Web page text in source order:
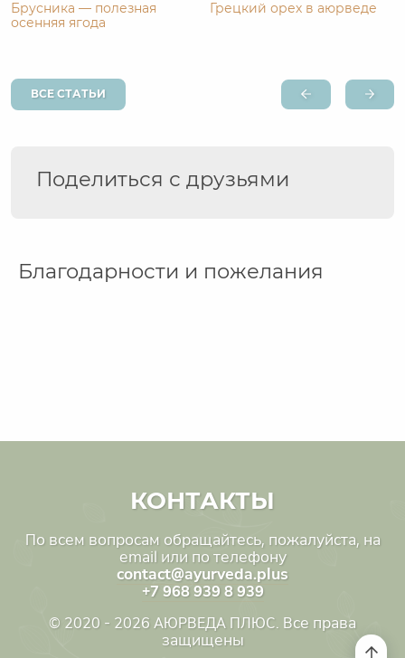
Брусника — полезная
осенняя ягода
Грецкий орех в аюрведе
ВСЕ СТАТЬИ
Поделиться с друзьями
Благодарности и пожелания
КОНТАКТЫ
По всем вопросам обращайтесь, пожалуйста, на
email или по телефону
contact@ayurveda.plus
+7 968 939 8 939
© 2020 - 2026 АЮРВЕДА ПЛЮС. Все права
защищены